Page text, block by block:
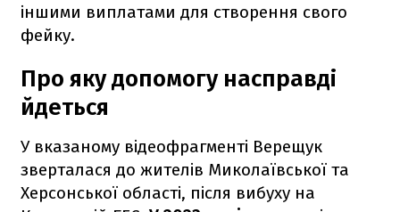
іншими виплатами для створення свого
фейку.
Про яку допомогу насправді
йдеться
У вказаному відеофрагменті Верещук
зверталася до жителів Миколаївської та
Херсонської області, після вибуху на